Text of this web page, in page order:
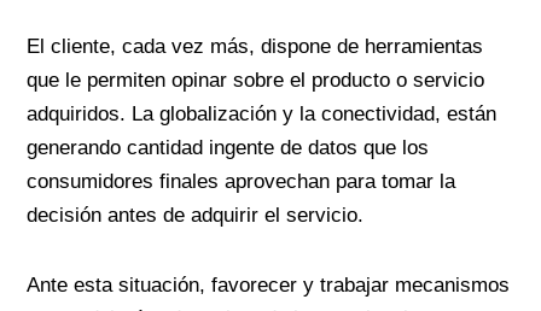
El cliente, cada vez más, dispone de herramientas
que le permiten opinar sobre el producto o servicio
adquiridos. La globalización y la conectividad, están
generando cantidad ingente de datos que los
consumidores finales aprovechan para tomar la
decisión antes de adquirir el servicio.
Ante esta situación, favorecer y trabajar mecanismos